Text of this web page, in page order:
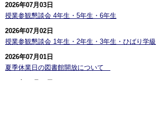
2026年07月03日
授業参観懇談会 4年生・5年生・6年生
2026年07月02日
授業参観懇談会 1年生・2年生・3年生・ひばり学級
2026年07月01日
夏季休業日の図書館開放について
2026年07月01日